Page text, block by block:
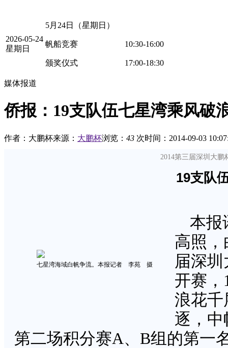
2026-05-24
星期日
5月24日（星期日）
帆船竞赛 10:30-16:00
颁奖仪式 17:00-18:30
媒体报道
侨报：19支队伍七星湾乘风破
作者：大鹏杯来源： 大鹏杯浏览： 43 次时间：2014-09-03
2014第三届深圳大
19支队
七星湾海域白帆争流。本报记者 李苑 摄
本报
高照，
届深
开赛，
浪花千
逐，
第二场积分赛A、B组的第一